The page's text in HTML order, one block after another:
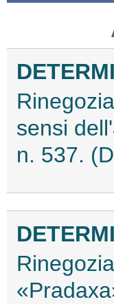
sensi
n. 537.